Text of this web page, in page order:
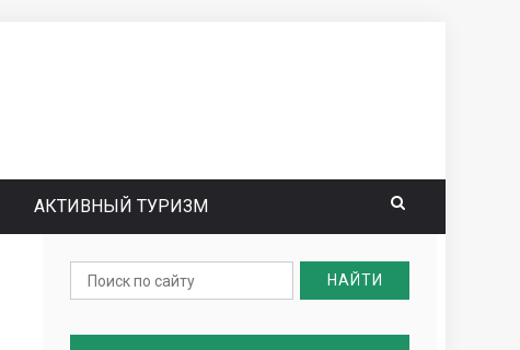
АКТИВНЫЙ ТУРИЗМ
Search
for: